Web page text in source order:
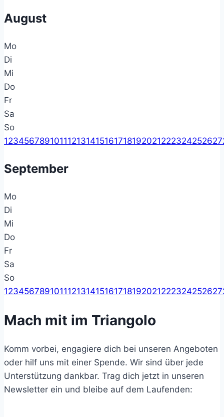
August
Mo
Di
Mi
Do
Fr
Sa
So
123456789101112131415161718192021222324252627
September
Mo
Di
Mi
Do
Fr
Sa
So
123456789101112131415161718192021222324252627
Mach mit im Triangolo
Komm vorbei, engagiere dich bei unseren Angeboten
oder hilf uns mit einer Spende. Wir sind über jede
Unterstützung dankbar. Trag dich jetzt in unseren
Newsletter ein und bleibe auf dem Laufenden: